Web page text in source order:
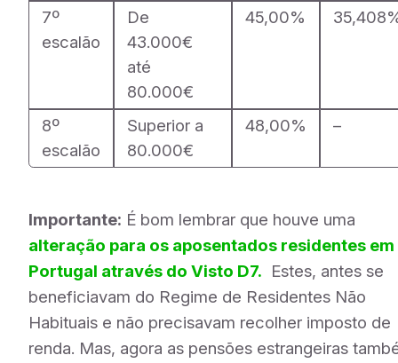
7º
escalão
De
43.000€
até
80.000€
45,00%
8º
escalão
Superior a
80.000€
48,00% –
Importante: É bom lembrar que houve uma
alteração para os aposentados residentes em
Portugal através do Visto D7. Estes, antes se
beneficiavam do Regime de Residentes Não
Habituais e não precisavam recolher imposto de
renda. Mas, agora as pensões estrangeiras